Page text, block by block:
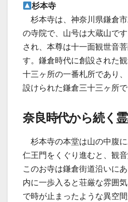
杉本寺
杉本寺は、神奈川県鎌倉
の寺院で、山号は大蔵山で
され、本尊は十一面観世音
す。鎌倉時代に創設された
十三ヶ所の一番札所であり
設けられた鎌倉三十三ヶ所で
奈良時代から続く
杉本寺の本堂は山の中腹に
仁王門をくぐり進むと、観音
このお寺は鎌倉街道沿いに
内に一歩入ると荘厳な雰囲
で時が止まったような異空